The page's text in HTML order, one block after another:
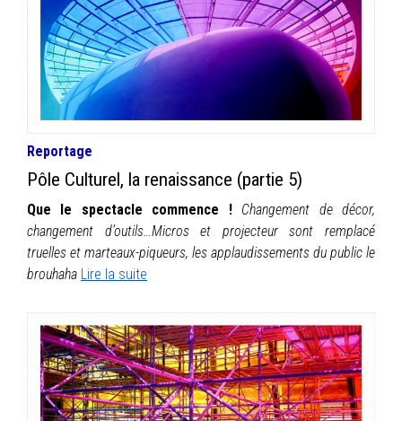
Reportage
Pôle Culturel, la renaissance (partie 5)
Que le spectacle commence ! Changement de décor,
changement d’outils…Micros et projecteur sont remplacé
truelles et marteaux-piqueurs, les applaudissements du public le
brouhaha Lire la suite